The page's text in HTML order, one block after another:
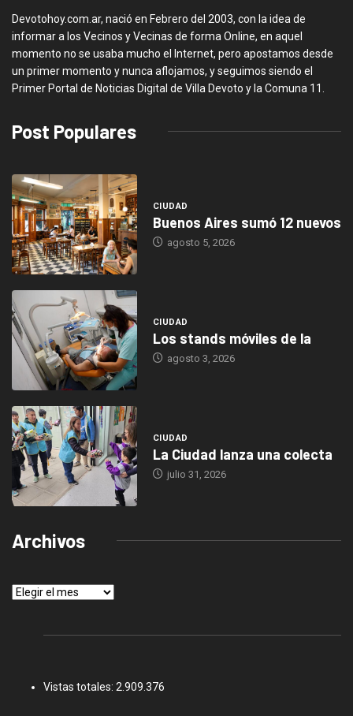
Devotohoy.com.ar, nació en Febrero del 2003, con la idea de
informar a los Vecinos y Vecinas de forma Online, en aquel
momento no se usaba mucho el Internet, pero apostamos desde
un primer momento y nunca aflojamos, y seguimos siendo el
Primer Portal de Noticias Digital de Villa Devoto y la Comuna 11.
Post Populares
CIUDAD
Buenos Aires sumó 12 nuevos
agosto 5, 2026
CIUDAD
Los stands móviles de la
agosto 3, 2026
CIUDAD
La Ciudad lanza una colecta
julio 31, 2026
Archivos
Archivos
Vistas totales: 2.909.376